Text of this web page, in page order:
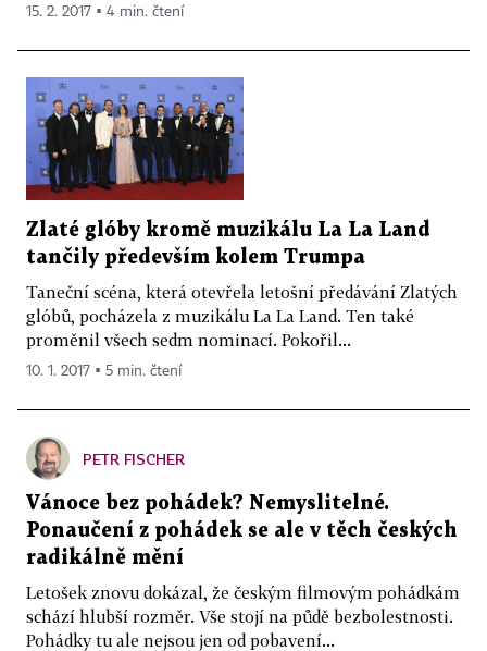
15. 2. 2017 ▪ 4 min. čtení
Zlaté glóby kromě muzikálu La La Land
tančily především kolem Trumpa
Taneční scéna, která otevřela letošní předávání Zlatých
glóbů, pocházela z muzikálu La La Land. Ten také
proměnil všech sedm nominací. Pokořil...
10. 1. 2017 ▪ 5 min. čtení
PETR FISCHER
Vánoce bez pohádek? Nemyslitelné.
Ponaučení z pohádek se ale v těch českých
radikálně mění
Letošek znovu dokázal, že českým filmovým pohádkám
schází hlubší rozměr. Vše stojí na půdě bezbolestnosti.
Pohádky tu ale nejsou jen od pobavení...